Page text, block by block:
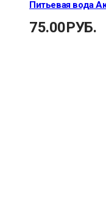
Питьевая вода
75.00РУБ.